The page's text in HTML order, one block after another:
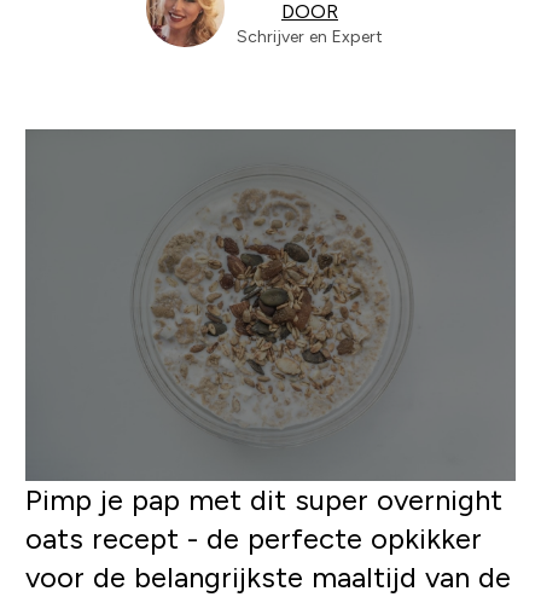
DOOR
Schrijver en Expert
Pimp je pap met dit super overnight
oats recept - de perfecte opkikker
voor de belangrijkste maaltijd van de